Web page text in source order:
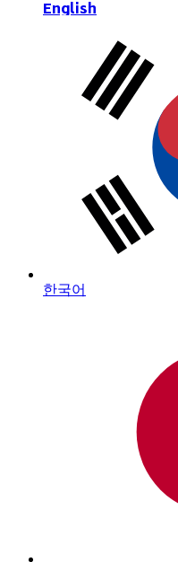
English
한국어